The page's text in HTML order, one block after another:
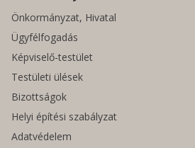
Önkormányzat, Hivatal
Ügyfélfogadás
Képviselő-testület
Testületi ülések
Bizottságok
Helyi építési szabályzat
Adatvédelem